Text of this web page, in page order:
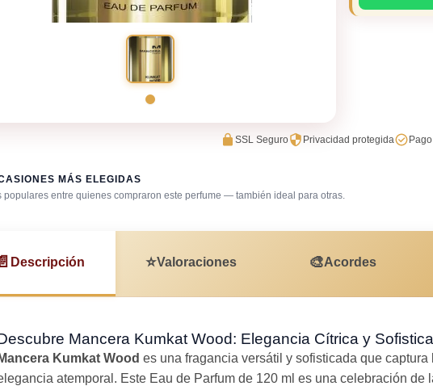
SSL Seguro Privacidad protegida
MÁS ELEGIDAS
populares entre quienes compraron este perfume — también ideal para otras.
de firma Salida casual de día
Descripción ⭐Valoraciones 🎨Acordes
Mancera Kumkat Wood: Elegancia Cítrica y
Mancera Kumkat Wood es una fragancia versátil y sofisticada que
atemporal. Este Eau de Parfum de 120 ml es una celebración de